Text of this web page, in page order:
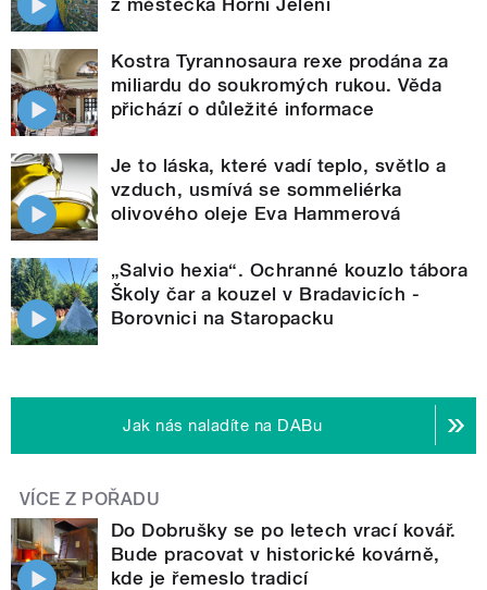
Kostra Tyrannosaura rexe prodána za
miliardu do soukromých rukou. Věda
přichází o důležité informace
Je to láska, které vadí teplo, světlo a
vzduch, usmívá se sommeliérka
olivového oleje Eva Hammerová
„Salvio hexia“. Ochranné kouzlo tábora
Školy čar a kouzel v Bradavicích -
Borovnici na Staropacku
Jak nás naladíte na DABu
VÍCE Z POŘADU
Do Dobrušky se po letech vrací kovář.
Bude pracovat v historické kovárně,
kde je řemeslo tradicí